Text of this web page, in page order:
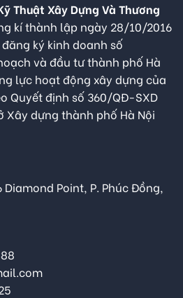
Thuật Xây Dựng Và Thương
kí thành lập ngày 28/10/2016
ký kinh doanh số
và đầu tư thành phố Hà
lực hoạt động xây dựng của
Quyết định số 360/QĐ-SXD
Xây dựng thành phố Hà Nội
Point, P. Phúc Đồng,